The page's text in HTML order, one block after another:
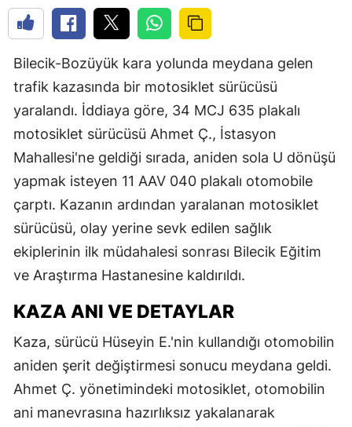
Bilecik-Bozüyük kara yolunda meydana gelen
trafik kazasında bir motosiklet sürücüsü
yaralandı. İddiaya göre, 34 MCJ 635 plakalı
motosiklet sürücüsü Ahmet Ç., İstasyon
Mahallesi'ne geldiği sırada, aniden sola U dönüşü
yapmak isteyen 11 AAV 040 plakalı otomobile
çarptı. Kazanın ardından yaralanan motosiklet
sürücüsü, olay yerine sevk edilen sağlık
ekiplerinin ilk müdahalesi sonrası Bilecik Eğitim
ve Araştırma Hastanesine kaldırıldı.
KAZA ANI VE DETAYLAR
Kaza, sürücü Hüseyin E.'nin kullandığı otomobilin
aniden şerit değiştirmesi sonucu meydana geldi.
Ahmet Ç. yönetimindeki motosiklet, otomobilin
ani manevrasına hazırlıksız yakalanarak